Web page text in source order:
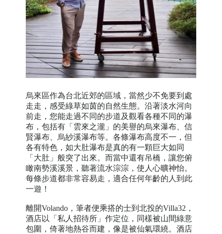
烏來區作為台北近郊的區域，當然少不免要到處
走走，感受綠草如茵的自然生態。沿著淡水河向
前走，您能走過不同的步道及觀看各種不同的瀑
布，包括有「雲來之瀧」的美譽的烏來瀑布、信
賢瀑布、烏紗溪瀑布等。各條瀑布高度不一，但
各有特色，如大肚瀑布是真的有一顆巨大如同
「大肚」般突了出來。而當中還有吊橋，讓您俯
瞰南勢溪溪景，聽著流水淙淙，使人心曠神怡。
每條步道都非常容易走，適合任何年齡的人到此
一遊！
離開Volando，筆者便乘搭的士到北投的Villa32，
酒店以「私人招待所」作定位，同樣被山間綠意
包圍，倚著地熱谷而建，像是被仙氣環繞。酒店